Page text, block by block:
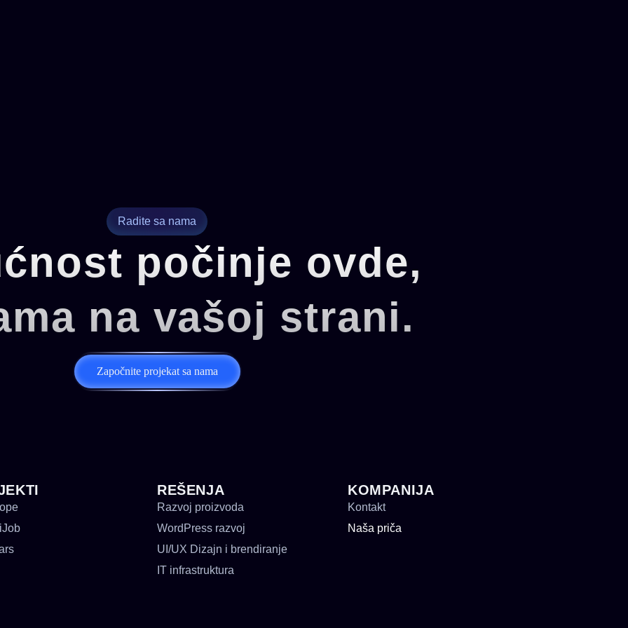
Radite sa nama
počinje ovde,
na vašoj strani.
Započnite projekat sa nama
REŠENJA
Razvoj proizvoda
WordPress razvoj
UI/UX Dizajn i brendiranje
IT infrastruktura
KOMPANIJA
Kontakt
Naša priča